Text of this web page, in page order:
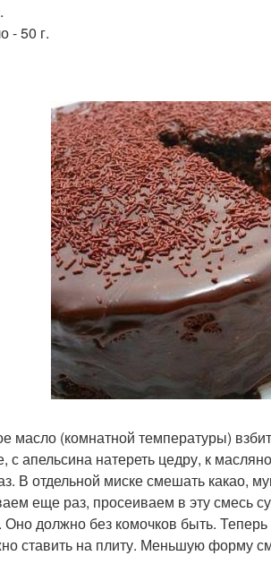
- 50 г.
масло (комнатной температуры)
с апельсина натереть цедру, к
В отдельной миске смешать какао,
еще раз, просеиваем в эту смесь
Оно должно без комочков быть.
ставить на плиту. Меньшую форму